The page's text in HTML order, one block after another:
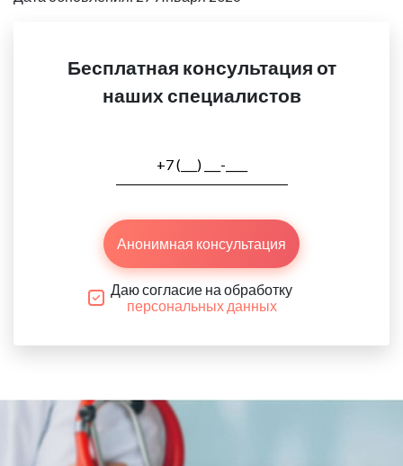
Бесплатная консультация от
наших специалистов
Анонимная консультация
Даю согласие на обработку
персональных данных